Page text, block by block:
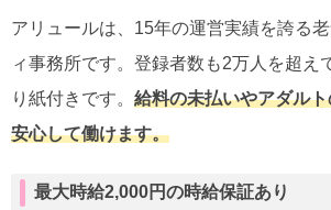
アリュールは、15年の運営実績を誇る
ィ事務所です。登録者数も2万人を超え
り紙付きです。 給料の未払いやアダル
安心して働けます。
最大時給2,000円の時給保証あり